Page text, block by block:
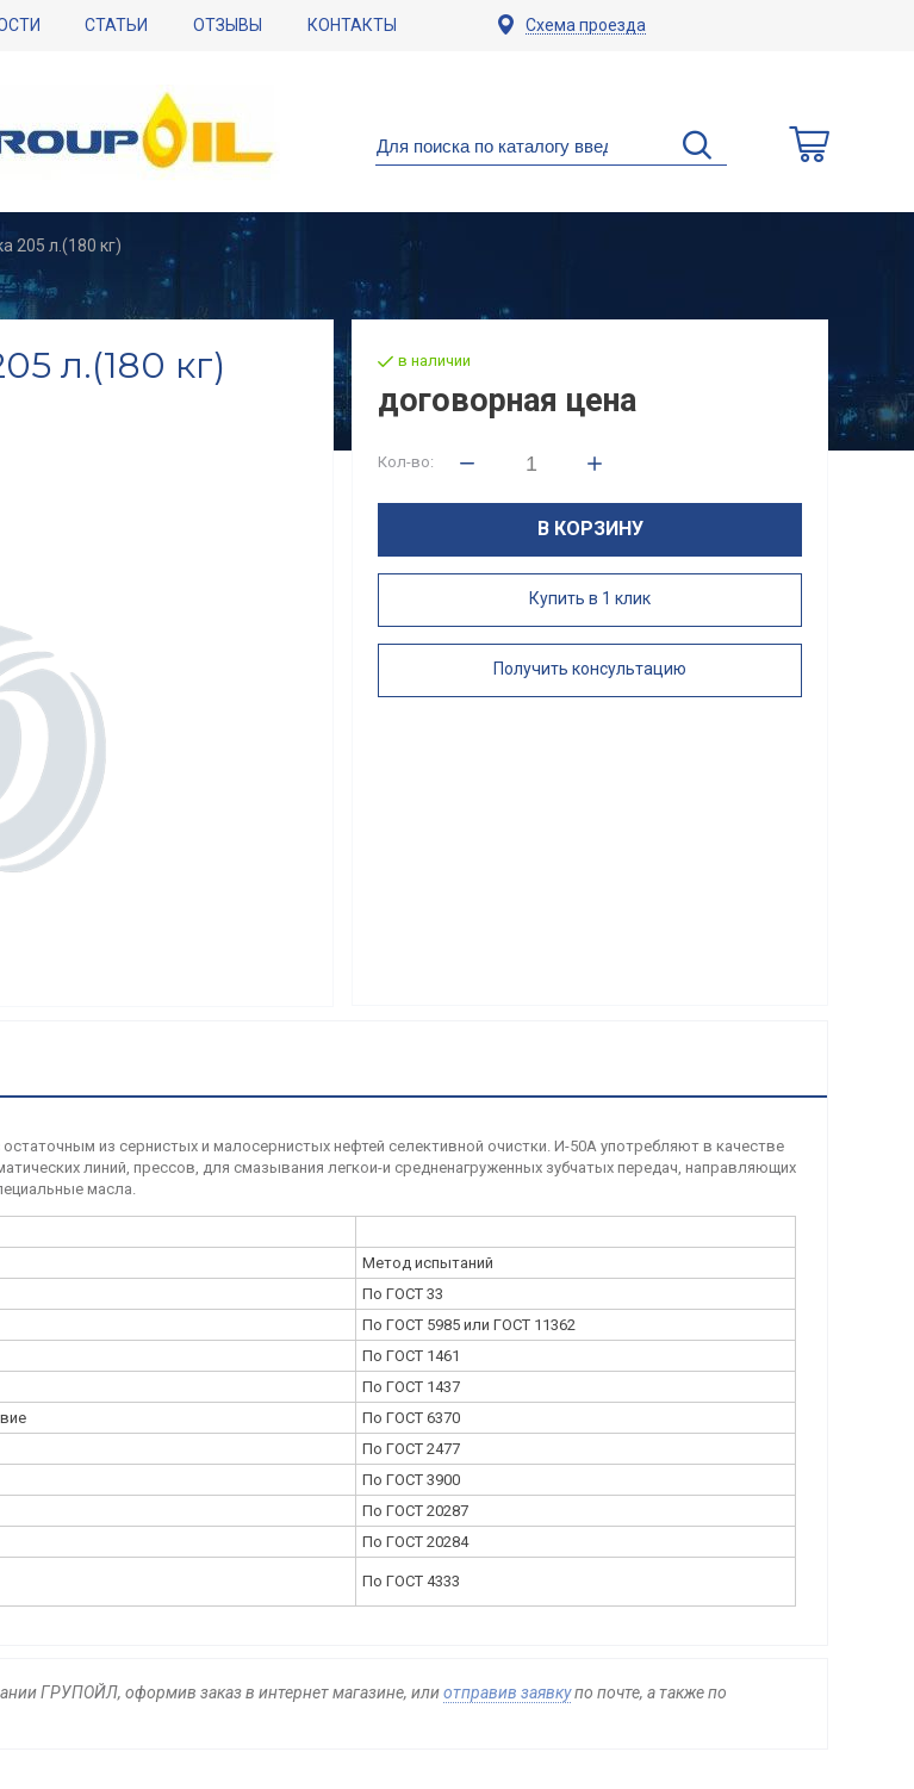
СТАТЬИ ОТЗЫВЫ КОНТАКТЫ Схема проезда
205 л.(180 кг)
л.(180 кг) в наличии
договорная цена
Кол-во:
В КОРЗИНУ
Купить в 1 клик
Получить консультацию
из сернистых и малосернистых нефтей селективной очистки. И-50А употребляют в качестве
линий, прессов, для смазывания легкои-и средненагруженных зубчатых передач, направляющих
масла.
Метод испытаний
По ГОСТ 33
По ГОСТ 5985 или ГОСТ 11362
По ГОСТ 1461
По ГОСТ 1437
По ГОСТ 6370
По ГОСТ 2477
По ГОСТ 3900
По ГОСТ 20287
По ГОСТ 20284
По ГОСТ 4333
ГРУПОЙЛ, оформив заказ в интернет магазине, илиотправив заявкупо почте, а также по